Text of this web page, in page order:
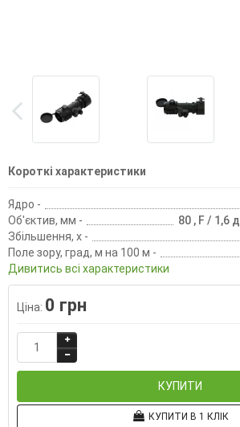
Короткі характеристики
Ядро -
Об'єктив, мм -
80 , F / 1,6
Збільшення, х -
Поле зору, град, м на 100 м -
Дивитись всі характеристики
Ціна: 0 грн
КУПИТИ
КУПИТИ В 1 КЛІК